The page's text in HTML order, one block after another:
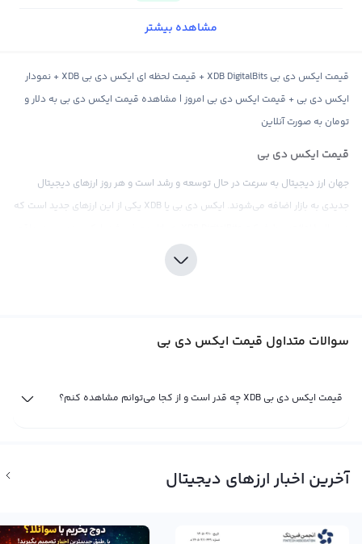
مشاهده بیشتر
قیمت ایکس دی بی XDB DigitalBits + قیمت لحظه ای ایکس دی بی XDB + نمودار
ایکس دی بی + قیمت ایکس دی بی امروز | مشاهده قیمت ایکس دی بی به دلار و
تومان به صورت آنلاین
قیمت ایکس دی بی
جهان ارز دیجیتال به سرعت در حال توسعه و رشد است و هر روز ارزهای دیجیتال
جدیدی به بازار اضافه می‌شوند. ایکس دی بی یا XDB یکی از این ارزهای جدید است که
یک پلتفرم تحت شبکه بلاکچین است که امکان انتقال ارزهای دیجیتال، نقدی، اسناد
و صورتحساب های الکترونیکی را فراهم می‌کند. طراحی ایکس دی بی به گونه‌ای است
بیشتر مثل یک پل ارتباط سنتی میان مالیاتی بوده باشد.
صرافی‌های ارز دیجیتال تعیین می‌شود. هرچه تقاضا برای خرید ایکس دی بی بیشتر
داشته باشند. علاوه بر آن، معاملات ایکس دی بی می‌تواند در مقایسه با ارزهای
مهمترین نکته در مبحث قیمت ایکس دی بی این است که هر تاجری در بازار ارز
سوالات متداول قیمت ایکس دی بی
قیمت ایکس دی بی XDB چه قدر است و از کجا می‌توانم مشاهده کنم؟
آخرین اخبار ارزهای دیجیتال